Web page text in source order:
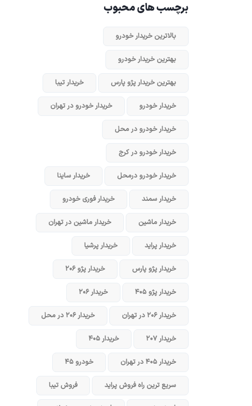
برچسب های محبوب
بالاترین خریدار خودرو
بهترین خریدار خودرو
بهترین خریدار پژو پارس خریدار تیبا
خریدار خودرو خریدار خودرو در تهران
خریدار خودرو در محل
خریدار خودرو در کرج
خریدار خودرو در‌محل خریدار ساینا
خریدار سمند خریدار فوری خودرو
خریدار ماشین خریدار ماشین در تهران
خریدار پراید خریدار پرشیا
خریدار پژو پارس خریدار پژو ۲۰۶
خریدار پژو ۴۰۵ خریدار ۲۰۶
خریدار ۲۰۶ در تهران خریدار ۲۰۶ در محل
خریدار ۲۰۷ خریدار ۴۰۵
خریدار ۴۰۵ در تهران خودرو ۴۵
سریع ترین راه فروش پراید فروش تیبا